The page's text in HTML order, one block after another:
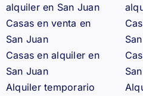
alquiler en San Juan
Casas en venta en
San Juan
Casas en alquiler en
San Juan
Alquiler temporario